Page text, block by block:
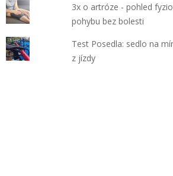
3x o artróze - pohled
pohybu bez bolesti
Test Posedla: sedlo na
z jízdy